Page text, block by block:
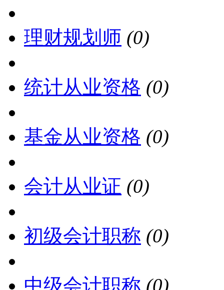
理财规划师 (0)
统计从业资格 (0)
基金从业资格 (0)
会计从业证 (0)
初级会计职称 (0)
中级会计职称 (0)